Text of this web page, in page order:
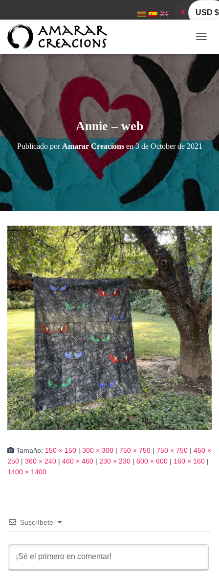
€ USD $
A
A
D
V
E
G
A
I
Ó
N
Annie – web
Publicado por Amarar Creacionsen3 de October de 2021
Tamaño: 150 × 150 | 300 × 300 | 750 × 750 | 750 × 750 | 450 ×
250 | 360 × 240 | 460 × 460 | 230 × 230 | 600 × 600 | 160 × 160 |
1400 × 1400
Suscríbete